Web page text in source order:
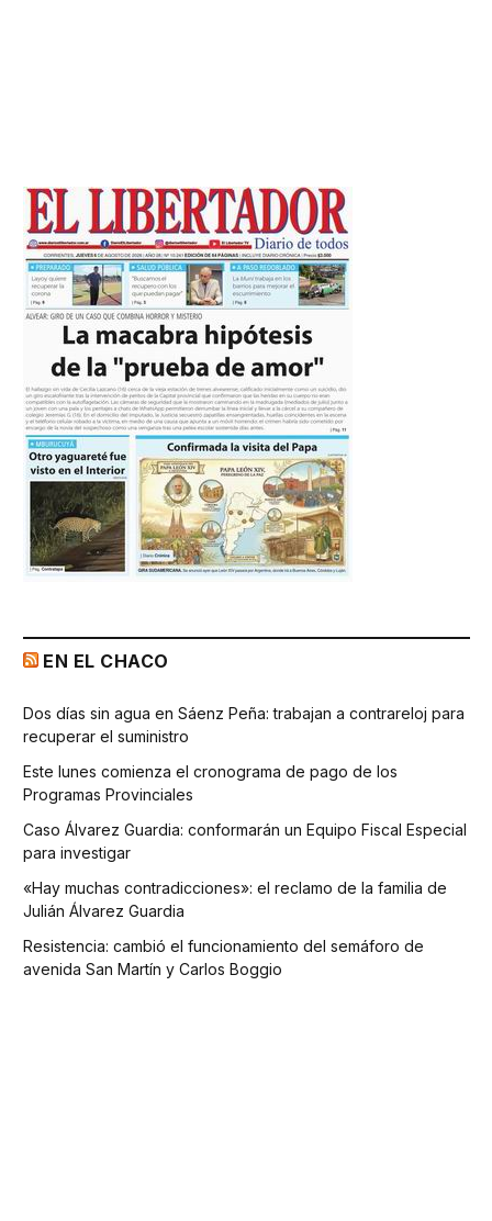
EN EL CHACO
Dos días sin agua en Sáenz Peña: trabajan a contrareloj para
recuperar el suministro
Este lunes comienza el cronograma de pago de los
Programas Provinciales
Caso Álvarez Guardia: conformarán un Equipo Fiscal Especial
para investigar
«Hay muchas contradicciones»: el reclamo de la familia de
Julián Álvarez Guardia
Resistencia: cambió el funcionamiento del semáforo de
avenida San Martín y Carlos Boggio